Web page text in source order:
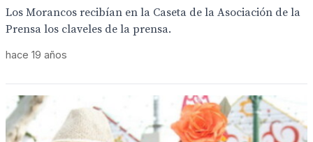
Los Morancos recibían en la Caseta de la Asociación de la
Prensa los claveles de la prensa.
hace 19 años